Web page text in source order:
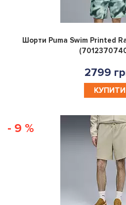
Шорти Puma Swim Printed
2799
КУПИТИ
- 9 %